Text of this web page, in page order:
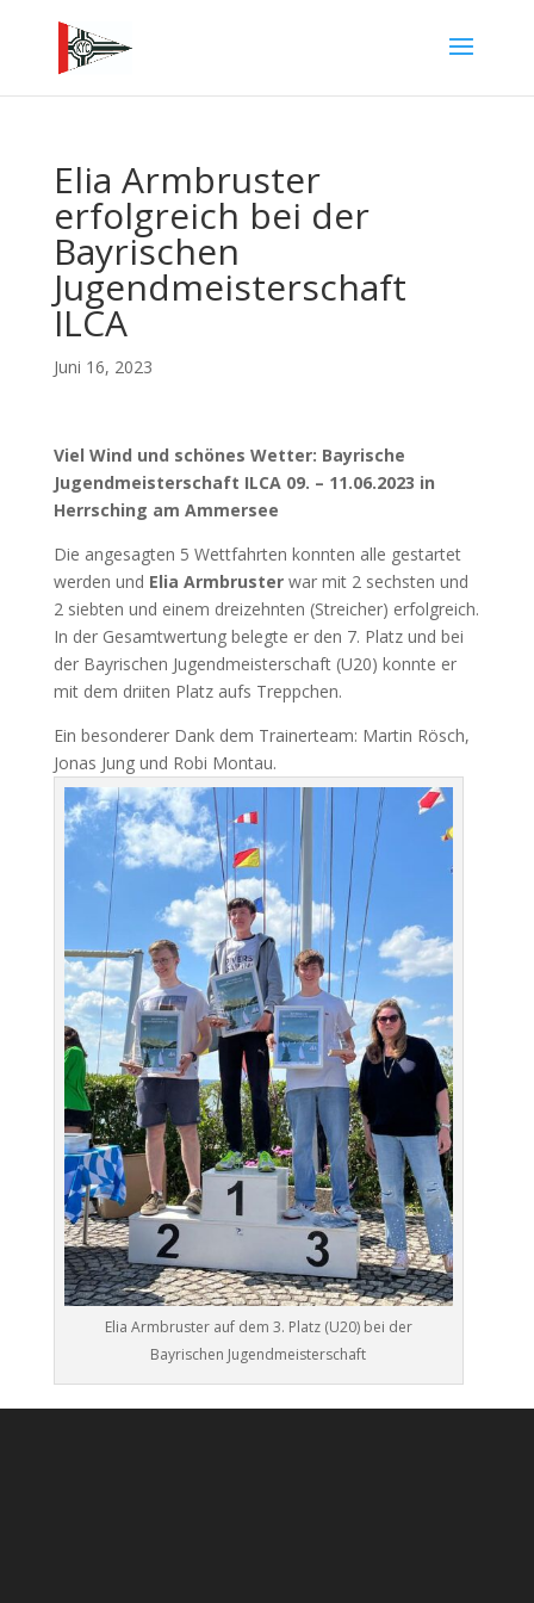
Elia Armbruster
erfolgreich bei der
Bayrischen
Jugendmeisterschaft
ILCA
Juni 16, 2023
Viel Wind und schönes Wetter: Bayrische
Jugendmeisterschaft ILCA 09. – 11.06.2023 in
Herrsching am Ammersee
Die angesagten 5 Wettfahrten konnten alle gestartet
werden und Elia Armbrusterwar mit 2 sechsten und
2 siebten und einem dreizehnten (Streicher) erfolgreich.
In der Gesamtwertung belegte er den 7. Platz und bei
der Bayrischen Jugendmeisterschaft (U20) konnte er
mit dem driiten Platz aufs Treppchen.
Ein besonderer Dank dem Trainerteam: Martin Rösch,
Jonas Jung und Robi Montau.
Elia Armbruster auf dem 3. Platz (U20) bei der
Bayrischen Jugendmeisterschaft